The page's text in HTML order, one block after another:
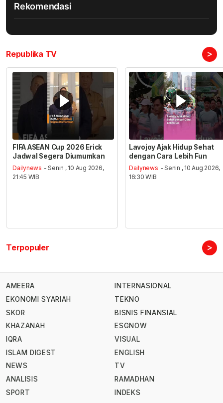
Rekomendasi
Republika TV >
FIFA ASEAN Cup 2026 Erick
Jadwal Segera Diumumkan
Dailynews - Senin , 10 Aug 2026,
21:45 WIB
Lavojoy Ajak Hidup Sehat
dengan Cara Lebih Fun
Dailynews - Senin , 10 Aug 2026,
16:30 WIB
Terpopuler >
AMEERA
EKONOMI SYARIAH
SKOR
KHAZANAH
IQRA
ISLAM DIGEST
NEWS
ANALISIS
SPORT
INTERNASIONAL
TEKNO
BISNIS FINANSIAL
ESGNOW
VISUAL
ENGLISH
TV
RAMADHAN
INDEKS